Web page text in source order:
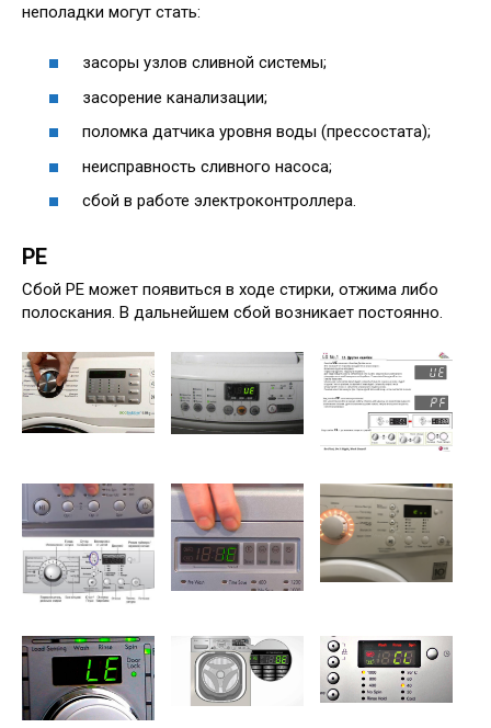
неполадки могут стать:
засоры узлов сливной системы;
засорение канализации;
поломка датчика уровня воды (прессостата);
неисправность сливного насоса;
сбой в работе электроконтроллера.
PE
Сбой РЕ может появиться в ходе стирки, отжима либо
полоскания. В дальнейшем сбой возникает постоянно.